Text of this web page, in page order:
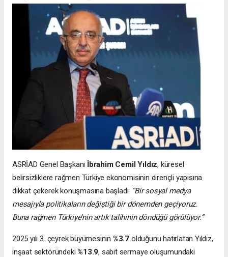
ASRİAD Genel Başkanı İbrahim Cemil Yıldız, küresel
belirsizliklere rağmen Türkiye ekonomisinin dirençli yapısına
dikkat çekerek konuşmasına başladı: “Bir sosyal medya
mesajıyla politikaların değiştiği bir dönemden geçiyoruz.
Buna rağmen Türkiye’nin artık talihinin döndüğü görülüyor.”
2025 yılı 3. çeyrek büyümesinin %3.7 olduğunu hatırlatan Yıldız,
inşaat sektöründeki%13.9, sabit sermaye oluşumundaki